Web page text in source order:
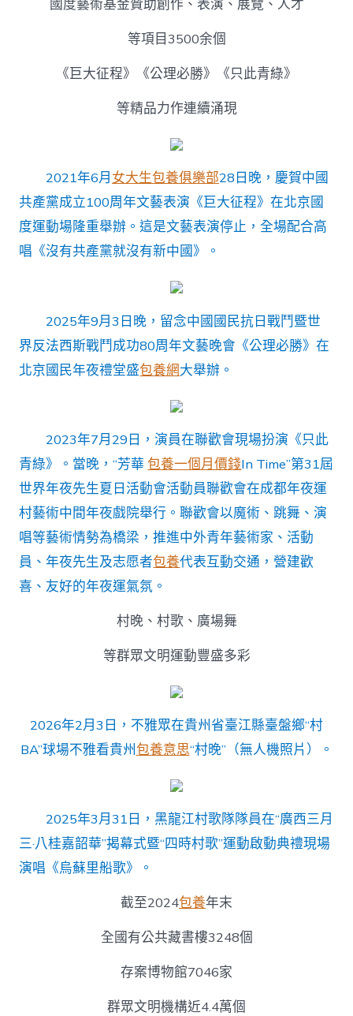
國度藝術基金贊助創作、表演、展覽、人才
等項目3500余個
《巨大征程》《公理必勝》《只此青綠》
等精品力作連續涌現
2021年6月女大生包養俱樂部28日晚，慶賀中國
共產黨成立100周年文藝表演《巨大征程》在北京國
度運動場隆重舉辦。這是文藝表演停止，全場配合高
唱《沒有共產黨就沒有新中國》。
2025年9月3日晚，留念中國國民抗日戰鬥暨世
界反法西斯戰鬥成功80周年文藝晚會《公理必勝》在
北京國民年夜禮堂盛包養網大舉辦。
2023年7月29日，演員在聯歡會現場扮演《只此
青綠》。當晚，“芳華包養一個月價錢In Time”第31屆
世界年夜先生夏日活動會活動員聯歡會在成都年夜運
村藝術中間年夜戲院舉行。聯歡會以魔術、跳舞、演
唱等藝術情勢為橋梁，推進中外青年藝術家、活動
員、年夜先生及志愿者包養代表互動交通，營建歡
喜、友好的年夜運氣氛。
村晚、村歌、廣場舞
等群眾文明運動豐盛多彩
2026年2月3日，不雅眾在貴州省臺江縣臺盤鄉“村
BA”球場不雅看貴州包養意思“村晚”（無人機照片）。
2025年3月31日，黑龍江村歌隊隊員在“廣西三月
三·八桂嘉韶華”揭幕式暨“四時村歌”運動啟動典禮現場
演唱《烏蘇里船歌》。
截至2024包養年末
全國有公共藏書樓3248個
存案博物館7046家
群眾文明機構近4.4萬個